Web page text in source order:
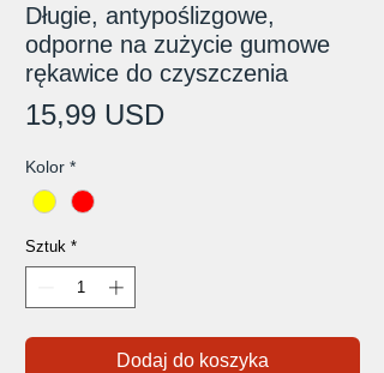
Długie, antypoślizgowe,
odporne na zużycie gumowe
rękawice do czyszczenia
15,99 USDCena
Kolor *
Sztuk *
Dodaj do koszyka